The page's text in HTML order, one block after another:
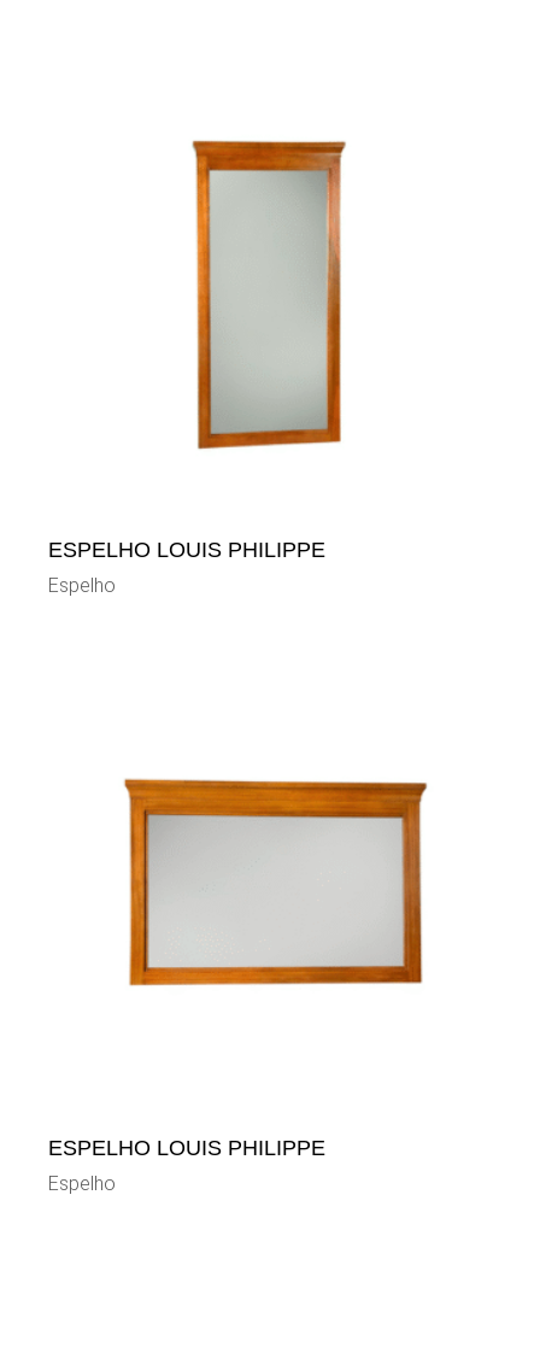
ESPELHO LOUIS PHILIPPE
Espelho
ESPELHO LOUIS PHILIPPE
Espelho